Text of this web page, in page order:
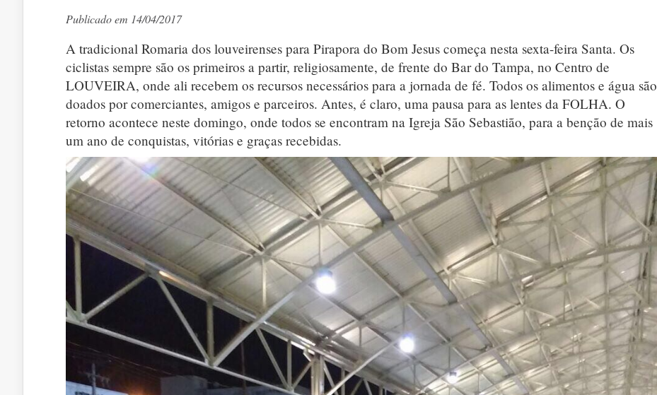
Publicado em 14/04/2017
A tradicional Romaria dos louveirenses para Pirapora do Bom Jesus começa nesta sexta-feira Santa. Os
ciclistas sempre são os primeiros a partir, religiosamente, de frente do Bar do Tampa, no Centro de
LOUVEIRA, onde ali recebem os recursos necessários para a jornada de fé. Todos os alimentos e água são
doados por comerciantes, amigos e parceiros. Antes, é claro, uma pausa para as lentes da FOLHA. O
retorno acontece neste domingo, onde todos se encontram na Igreja São Sebastião, para a benção de mais
um ano de conquistas, vitórias e graças recebidas.